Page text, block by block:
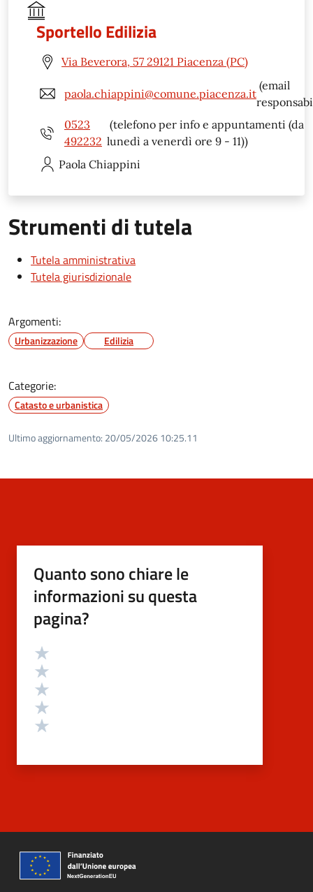
Sportello Edilizia
Via Beverora, 57 29121 Piacenza (PC)
paola.chiappini@comune.piacenza.it
(email
0523
492232
(telefono per info e appuntamenti (da
lunedì a venerdì ore 9 - 11))
Paola Chiappini
Strumenti di tutela
Tutela amministrativa
Tutela giurisdizionale
Argomenti:
Urbanizzazione Edilizia
Categorie:
Catasto e urbanistica
Ultimo aggiornamento: 20/05/2026 10:25.11
Quanto sono chiare le
informazioni su questa
pagina?
Valutazione